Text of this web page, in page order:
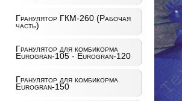
Гранулятор ГКМ-260 (Рабочая
часть)
Гранулятор для комбикорма
Eurogran-105 - Eurogran-120
Гранулятор для комбикорма
Eurogran-150